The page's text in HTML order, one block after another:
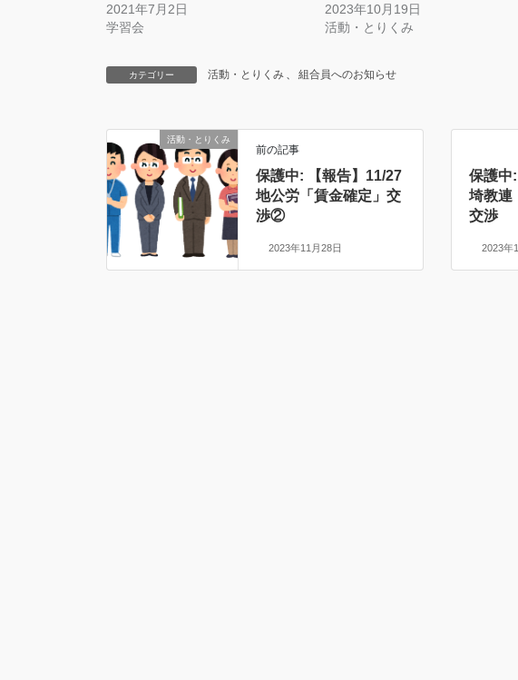
2021年7月2日
学習会
2023年10月19日
活動・とりくみ
カテゴリー 活動・とりくみ 組合員へのお知らせ
活動・とりくみ
前の記事
保護中: 【報告】11/27
地公労「賃金確定」交
渉②
2023年11月28日
保護中
埼教連
交渉
2023年